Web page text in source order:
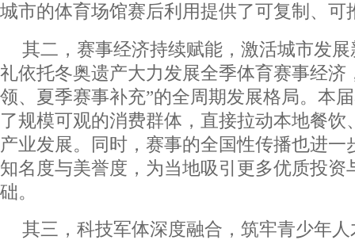
城市的体育场馆赛后利用提供了可复制、可
其二，赛事经济持续赋能，激活城市发
礼依托冬奥遗产大力发展全季体育赛事经济
领、夏季赛事补充”的全周期发展格局。本
了规模可观的消费群体，直接拉动本地餐饮
产业发展。同时，赛事的全国性传播也进一
知名度与美誉度，为当地吸引更多优质投资
础。
其三，科技军体深度融合，筑牢青少年